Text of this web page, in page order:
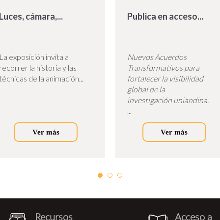
Luces, cámara,...
La exposición invita a
recorrer la historia y las
técnicas de la animación...
Ver más
Publica en acceso...
Nuevos Acuerdos
Transformativos para
fortalecer la visibilidad
global de la
investigación uniandina.
...
Ver más
Recursos Acceso a